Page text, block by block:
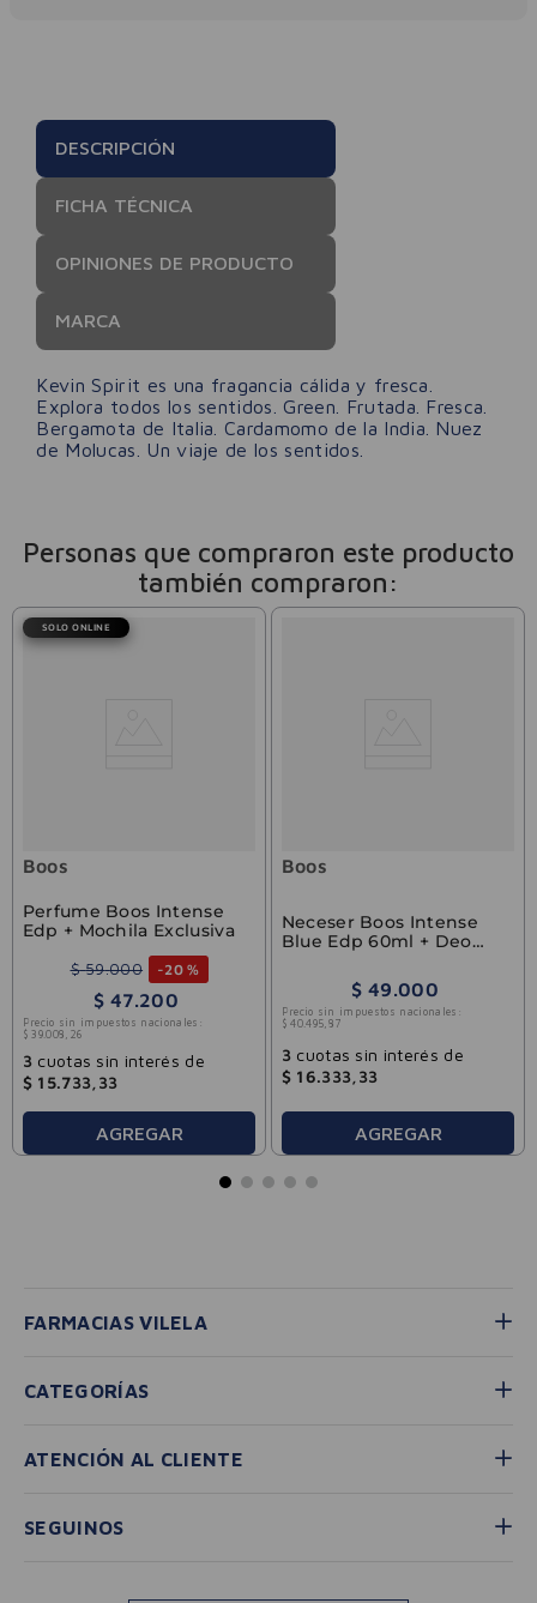
DESCRIPCIÓN
FICHA TÉCNICA
OPINIONES DE PRODUCTO
MARCA
Kevin Spirit es una fragancia cálida y fresca.
Explora todos los sentidos. Green. Frutada. Fresca.
Bergamota de Italia. Cardamomo de la India. Nuez
de Molucas. Un viaje de los sentidos.
Personas que compraron este producto
también compraron:
SOLO ONLINE
Boos
Perfume Boos Intense
Edp + Mochila Exclusiva
$ 59.000 -20 %
$ 47.200
Precio sin impuestos nacionales:
$ 39.008 26
3cuotas sin interés de
$ 15.733 33
AGREGAR
Boos
Neceser Boos Intense
Blue Edp 60ml + Deo
$ 49.000
Precio sin impuestos nacionales:
$ 40.495 87
3cuotas sin interés de
$ 16.333 33
AGREGAR
FARMACIAS VILELA
CATEGORÍAS
ATENCIÓN AL CLIENTE
SEGUINOS